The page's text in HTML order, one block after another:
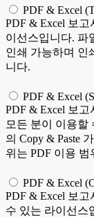
PDF & Excel
PDF & Excel 보
이선스입니다. 파
인쇄 가능하며 인
니다.
PDF & Excel
PDF & Excel 보
모든 분이 이용할
의 Copy & Paste
위는 PDF 이용
PDF & Excel
PDF & Excel 보
수 있는 라이선스